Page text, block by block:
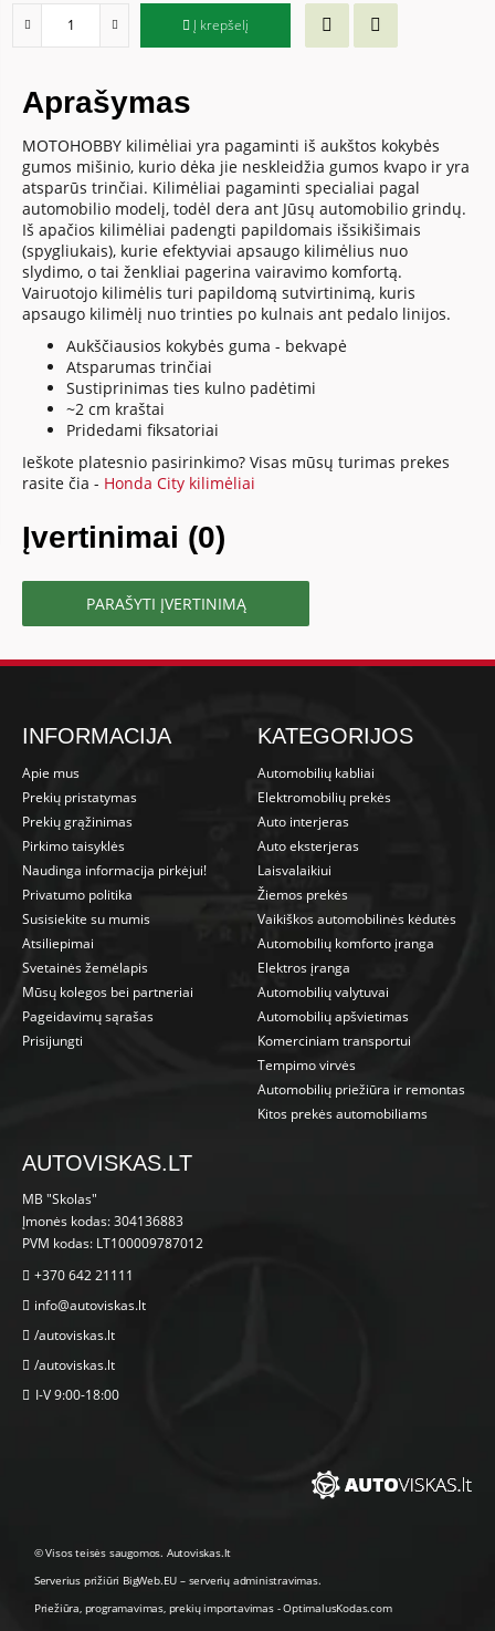
Į krepšelį
Aprašymas
MOTOHOBBY kilimėliai yra pagaminti iš aukštos kokybės
gumos mišinio, kurio dėka jie neskleidžia gumos kvapo ir yra
atsparūs trinčiai. Kilimėliai pagaminti specialiai pagal
automobilio modelį, todėl dera ant Jūsų automobilio grindų.
Iš apačios kilimėliai padengti papildomais išsikišimais
(spygliukais), kurie efektyviai apsaugo kilimėlius nuo
slydimo, o tai ženkliai pagerina vairavimo komfortą.
Vairuotojo kilimėlis turi papildomą sutvirtinimą, kuris
apsaugo kilimėlį nuo trinties po kulnais ant pedalo linijos.
Aukščiausios kokybės guma - bekvapė
Atsparumas trinčiai
Sustiprinimas ties kulno padėtimi
~2 cm kraštai
Pridedami fiksatoriai
Ieškote platesnio pasirinkimo? Visas mūsų turimas prekes
rasite čia - Honda City kilimėliai
Įvertinimai (0)
PARAŠYTI ĮVERTINIMĄ
INFORMACIJA
Apie mus
Prekių pristatymas
Prekių grąžinimas
Pirkimo taisyklės
Naudinga informacija pirkėjui!
Privatumo politika
Susisiekite su mumis
Atsiliepimai
Svetainės žemėlapis
Mūsų kolegos bei partneriai
Pageidavimų sąrašas
Prisijungti
KATEGORIJOS
Automobilių kabliai
Elektromobilių prekės
Auto interjeras
Auto eksterjeras
Laisvalaikiui
Žiemos prekės
Vaikiškos automobilinės kėdutės
Automobilių komforto įranga
Elektros įranga
Automobilių valytuvai
Automobilių apšvietimas
Komerciniam transportui
Tempimo virvės
Automobilių priežiūra ir remontas
Kitos prekės automobiliams
AUTOVISKAS.LT
MB "Skolas"
Įmonės kodas: 304136883
PVM kodas: LT100009787012
+370 642 21111
info@autoviskas.lt
/autoviskas.lt
/autoviskas.lt
I-V 9:00-18:00
© Visos teisės saugomos. Autoviskas.lt
Serverius prižiūri BigWeb.EU – serverių administravimas.
Priežiūra, programavimas prekių importavimas-OptimalusKodas.com